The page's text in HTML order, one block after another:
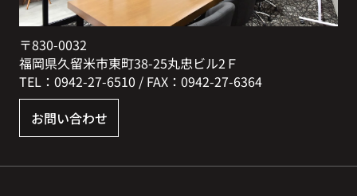
〒830-0032
福岡県久留米市東町38-25丸忠ビル2Ｆ
TEL：0942-27-6510 / FAX：0942-27-6364
お問い合わせ